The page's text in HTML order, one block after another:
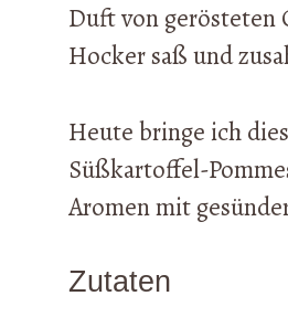
Duft von gerösteten
Hocker saß und
Heute bringe ich
Süßkartoffel-
Aromen mit
Zutaten